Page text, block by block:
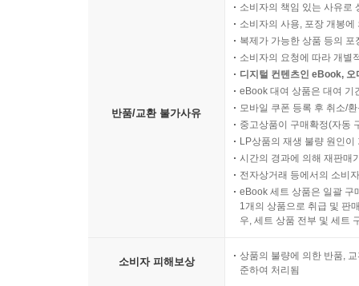
반품/교환 불가사유
소비자의 책임 있는 사유로
소비자의 사용, 포장 개봉
복제가 가능한 상품 등의
소비자의 요청에 따라 개별
디지털 컨텐츠인 eBook,
eBook 대여 상품은 대여 기
모바일 쿠폰 등록 후 취소/
중고상품이 구매확정(자동
LP상품의 재생 불량 원인
시간의 경과에 의해 재판매
전자상거래 등에서의 소비
eBook 세트 상품은 일괄 구
1개의 상품으로 취급 및 판
우, 세트 상품 전부 및 세트
소비자 피해보상
상품의 불량에 의한 반품,
준하여 처리됨